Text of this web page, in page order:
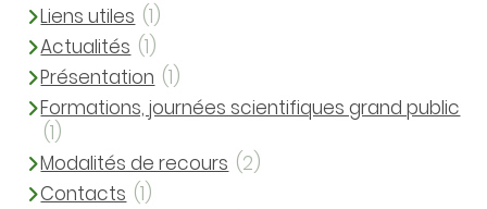
Liens utiles (1)
Actualités (1)
Présentation (1)
Formations, journées scientifiques grand public
(1)
Modalités de recours (2)
Contacts (1)